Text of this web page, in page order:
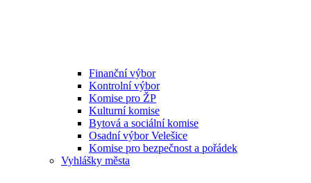
Finanční výbor
Kontrolní výbor
Komise pro ŽP
Kulturní komise
Bytová a sociální komise
Osadní výbor Velešice
Komise pro bezpečnost a pořádek
Vyhlášky města